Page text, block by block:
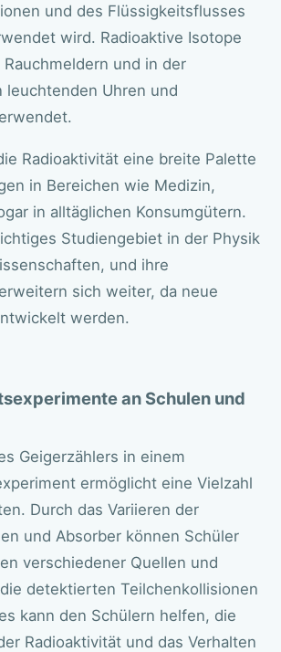
und des Flüssigkeitsflusses
wird. Radioaktive Isotope
und in der
leuchtenden Uhren und
Radioaktivität eine breite Palette
in Bereichen wie Medizin,
in alltäglichen Konsumgütern.
Studiengebiet in der Physik
und ihre
sich weiter, da neue
werden.
an Schulen und
Geigerzählers in einem
ermöglicht eine Vielzahl
Durch das Variieren der
und Absorber können Schüler
verschiedener Quellen und
detektierten Teilchenkollisionen
kann den Schülern helfen, die
Radioaktivität und das Verhalten